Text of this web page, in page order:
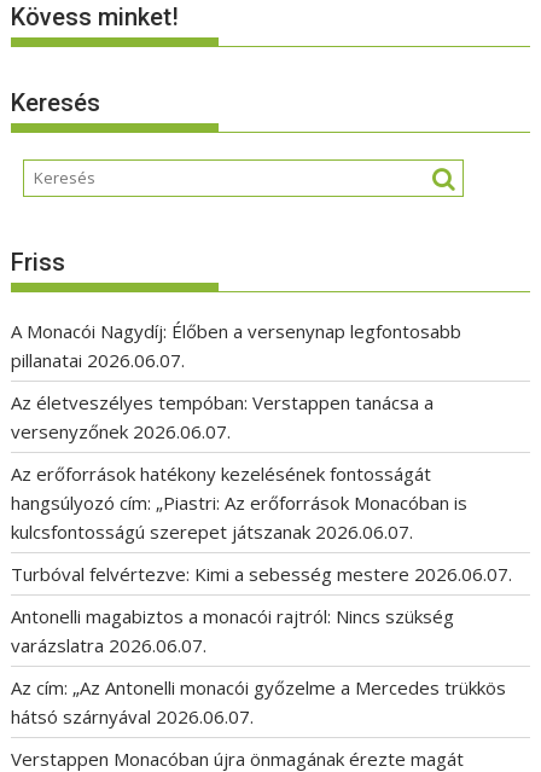
Kövess minket!
Keresés
Friss
A Monacói Nagydíj: Élőben a versenynap legfontosabb
pillanatai 2026.06.07.
Az életveszélyes tempóban: Verstappen tanácsa a
versenyzőnek 2026.06.07.
Az erőforrások hatékony kezelésének fontosságát
hangsúlyozó cím: „Piastri: Az erőforrások Monacóban is
kulcsfontosságú szerepet játszanak 2026.06.07.
Turbóval felvértezve: Kimi a sebesség mestere 2026.06.07.
Antonelli magabiztos a monacói rajtról: Nincs szükség
varázslatra 2026.06.07.
Az cím: „Az Antonelli monacói győzelme a Mercedes trükkös
hátsó szárnyával 2026.06.07.
Verstappen Monacóban újra önmagának érezte magát